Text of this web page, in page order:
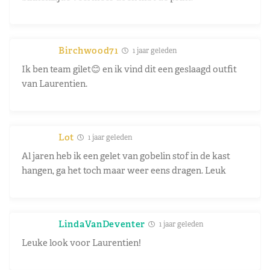
Birchwood71 1 jaar geleden
Ik ben team gilet😊 en ik vind dit een geslaagd outfit
van Laurentien.
Lot 1 jaar geleden
Al jaren heb ik een gelet van gobelin stof in de kast
hangen, ga het toch maar weer eens dragen. Leuk
LindaVanDeventer 1 jaar geleden
Leuke look voor Laurentien!